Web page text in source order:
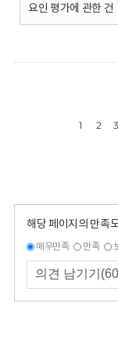
요인 평가에 관한 건
1 2 3
해당 페이지의 만족
매우만족 만족